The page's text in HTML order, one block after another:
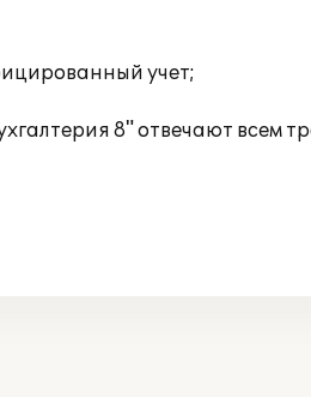
учет;
8" отвечают всем